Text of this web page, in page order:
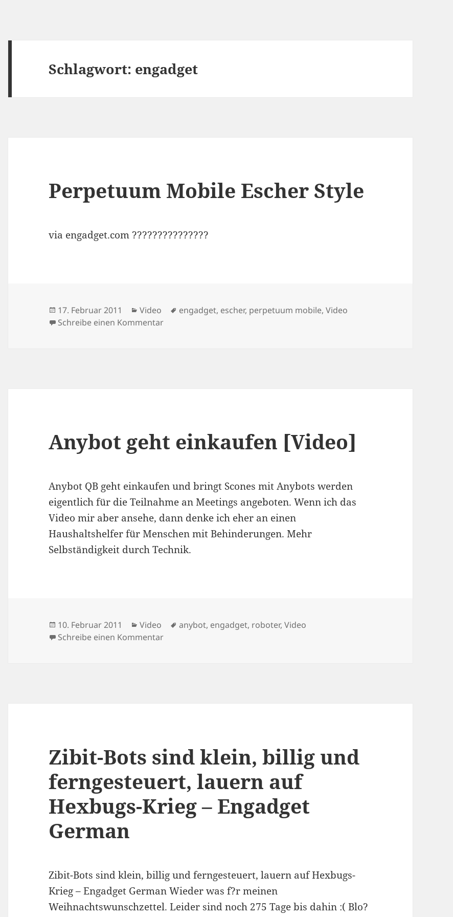
Schlagwort: engadget
Perpetuum Mobile Escher Style
via engadget.com ???????????????
Veröffentlicht
am
17. Februar 2011 Kategorien
Video Schlagwörter
engadget, escher, perpetuum mobile,Video
Schreibe einen Kommentarzu Perpetuum Mobile Escher Style
Anybot geht einkaufen [Video]
Anybot QB geht einkaufen und bringt Scones mit Anybots werden
eigentlich für die Teilnahme an Meetings angeboten. Wenn ich das
Video mir aber ansehe, dann denke ich eher an einen
Haushaltshelfer für Menschen mit Behinderungen. Mehr
Selbständigkeit durch Technik.
Veröffentlicht
am
10. Februar 2011 Kategorien
Video Schlagwörter
anybot, engadget, roboter,Video
Schreibe einen Kommentarzu Anybot geht einkaufen [Video]
Zibit-Bots sind klein, billig und
ferngesteuert, lauern auf
Hexbugs-Krieg – Engadget
German
Zibit-Bots sind klein, billig und ferngesteuert, lauern auf Hexbugs-
Krieg – Engadget German Wieder was f?r meinen
Weihnachtswunschzettel. Leider sind noch 275 Tage bis dahin :( Blo?